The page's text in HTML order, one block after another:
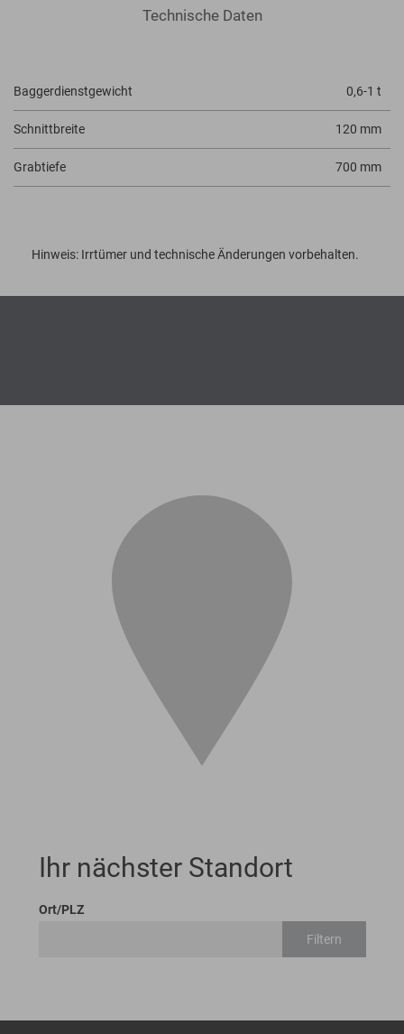
Technische Daten
Baggerdienstgewicht 0,6-1 t
Schnittbreite 120 mm
Grabtiefe 700 mm
Hinweis: Irrtümer und technische Änderungen vorbehalten.
Ihr nächster Standort
Ort/PLZ
Filtern